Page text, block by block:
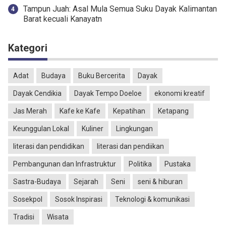
Tampun Juah: Asal Mula Semua Suku Dayak Kalimantan
Barat kecuali Kanayatn
Kategori
Adat Budaya Buku Bercerita Dayak
Dayak Cendikia Dayak Tempo Doeloe ekonomi kreatif
Jas Merah Kafe ke Kafe Kepatihan Ketapang
Keunggulan Lokal Kuliner Lingkungan
literasi dan pendidikan literasi dan pendiikan
Pembangunan dan Infrastruktur Politika Pustaka
Sastra-Budaya Sejarah Seni seni & hiburan
Sosekpol Sosok Inspirasi Teknologi & komunikasi
Tradisi Wisata